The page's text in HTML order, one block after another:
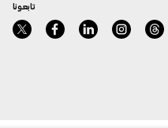
تابعونا